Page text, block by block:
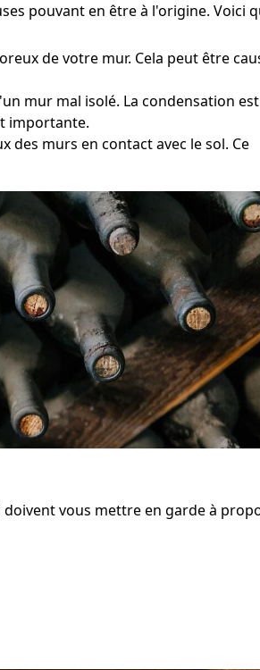
pouvant en être à l'origine. Voici
de votre mur. Cela peut être
mur mal isolé. La condensation est
importante.
murs en contact avec le sol. Ce
vous mettre en garde à